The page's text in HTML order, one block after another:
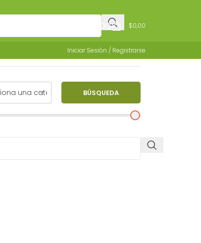
$0,00
Iniciar Sesión / Registrarse
BÚSQUEDA